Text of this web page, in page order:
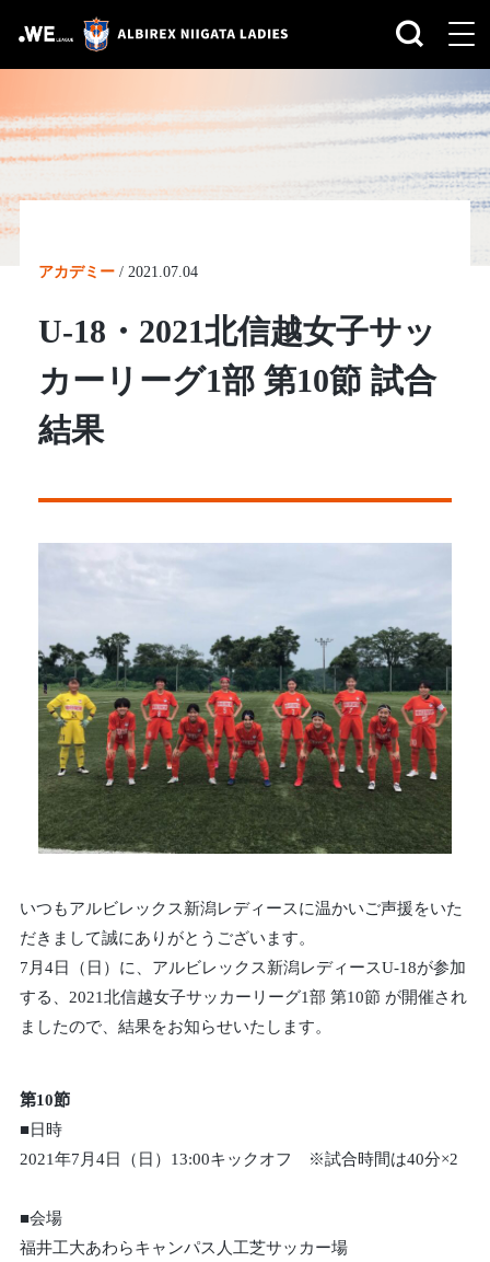
アカデミー / 2021.07.04
U-18・2021北信越女子サッ
カーリーグ1部 第10節 試合
結果
いつもアルビレックス新潟レディースに温かいご声援をいた
だきまして誠にありがとうございます。
7月4日（日）に、アルビレックス新潟レディースU-18が参加
する、2021北信越女子サッカーリーグ1部 第10節 が開催され
ましたので、結果をお知らせいたします。
第10節
■日時
2021年7月4日（日）13:00キックオフ ※試合時間は40分×2
■会場
福井工大あわらキャンパス人工芝サッカー場